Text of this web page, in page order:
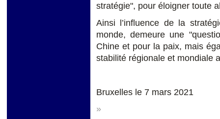
stratégie", pour éloigner toute
Ainsi l’influence de la
monde, demeure une
Chine et pour la paix, mais
stabilité régionale et mondiale
Bruxelles le 7 mars 2021
»